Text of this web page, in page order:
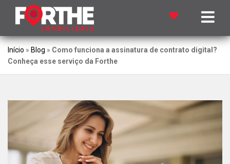
Início » Blog » Como funciona a assinatura de contrato digital?
Conheça esse serviço da Forthe